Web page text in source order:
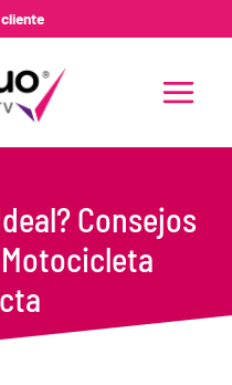
MENU
Consejos